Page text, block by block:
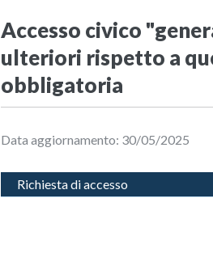
Accesso civico
ulteriori rispetto a
obbligatoria
Data aggiornamento: 30/05/2025
Richiesta di accesso